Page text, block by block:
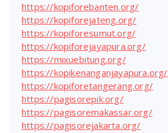
https://kopiforebanten.org/
https://kopiforejateng.org/
https://kopiforesumut.org/
https://kopiforejayapura.org/
https://mixuebitung.org/
https://kopikenanganjayapura.org/
https://kopiforetangerang.org/
https://pagisorepik.org/
https://pagisoremakassar.org/
https://pagisorejakarta.org/